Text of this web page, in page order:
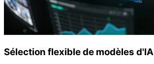
Sélection flexible de modèles d'IA